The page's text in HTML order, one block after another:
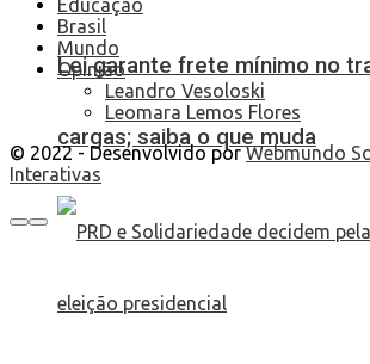
Lei garante frete mínimo no
cargas; saiba o que muda
Brasil
Mundo
Opinião
Leandro Vesoloski
Leomara Lemos Flores
© 2022 - Desenvolvido porWebmundo
Interativas